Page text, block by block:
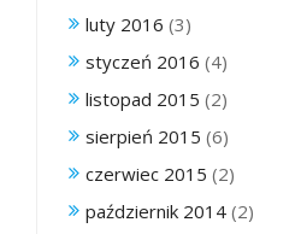
luty 2016 (3)
styczeń 2016 (4)
listopad 2015 (2)
sierpień 2015 (6)
czerwiec 2015 (2)
październik 2014 (2)